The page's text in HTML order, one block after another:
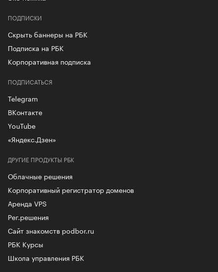
ПОДПИСКИ
Скрыть баннеры на РБК
Подписка на РБК
Корпоративная подписка
ДРУГИЕ ПРОДУКТЫ РБК
Облачные решения
Корпоративный регистратор доменов
Аренда VPS
Рег.решения
Сайт знакомств podbor.ru
РБК Курсы
Школа управления РБК
ПОДПИСАТЬСЯ
Telegram
ВКонтакте
YouTube
«Яндекс.Дзен»